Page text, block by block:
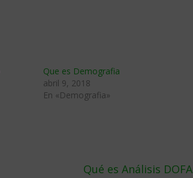
Que es Demografia
abril 9, 2018
En «Demografia»
Qué es Análisis DOFA